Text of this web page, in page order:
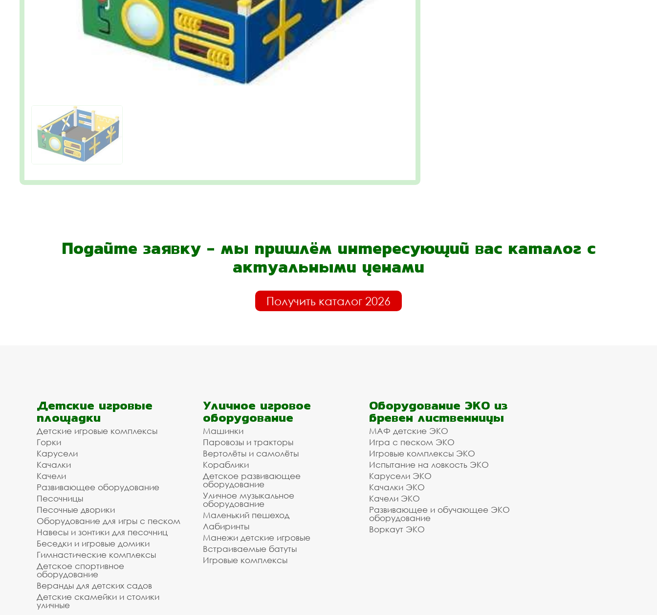
Подайте заявку - мы пришлём интересующий вас каталог с
актуальными ценами
Получить каталог 2026
Детские игровые
площадки
Детские игровые комплексы
Горки
Карусели
Качалки
Качели
Развивающее оборудование
Песочницы
Песочные дворики
Оборудование для игры с песком
Навесы и зонтики для песочниц
Беседки и игровые домики
Гимнастические комплексы
Детское спортивное
оборудование
Веранды для детских садов
Детские скамейки и столики
уличные
Уличное игровое
оборудование
Машинки
Паровозы и тракторы
Вертолёты и самолёты
Кораблики
Детское развивающее
оборудование
Уличное музыкальное
оборудование
Маленький пешеход
Лабиринты
Манежи детские игровые
Встраиваемые батуты
Игровые комплексы
Оборудование ЭКО из
бревен лиственницы
МАФ детские ЭКО
Игра с песком ЭКО
Игровые комплексы ЭКО
Испытание на ловкость ЭКО
Карусели ЭКО
Качалки ЭКО
Качели ЭКО
Развивающее и обучающее ЭКО
оборудование
Воркаут ЭКО